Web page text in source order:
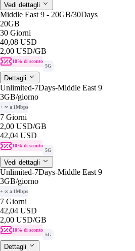
Vedi dettagli
Middle East 9 - 20GB/30Days
20GB
30 Giorni
40,08 USD
2,00 USD/GB
10% di sconto
5G
Dettagli
Unlimited-7Days-Middle East 9
3GB/giorno
+ ∞ a 1Mbps
7 Giorni
2,00 USD/GB
42,04 USD
10% di sconto
5G
Vedi dettagli
Unlimited-7Days-Middle East 9
3GB/giorno
+ ∞ a 1Mbps
7 Giorni
42,04 USD
2,00 USD/GB
10% di sconto
5G
Dettagli